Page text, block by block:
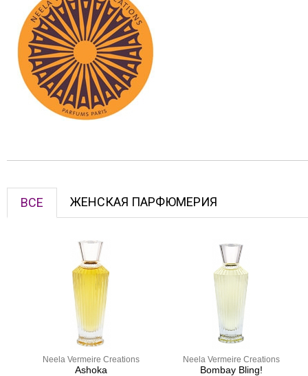
ВСЕ ЖЕНСКАЯ ПАРФЮМЕРИЯ
Neela Vermeire Creations
Ashoka
Neela Vermeire Creations
Bombay Bling!